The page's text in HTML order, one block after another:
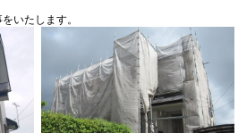
いたします。